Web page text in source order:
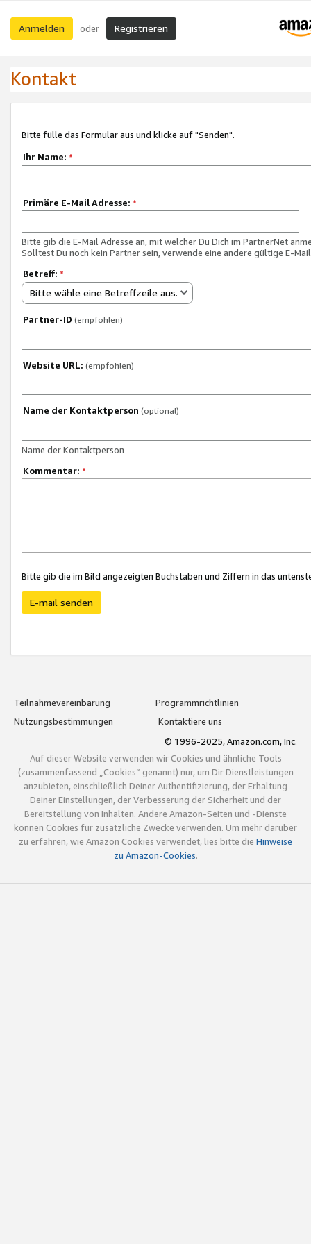
Anmelden oder Registrieren
Kontakt
Bitte fülle das Formular aus und klicke auf "Senden".
Ihr Name: *
Primäre E-Mail Adresse: *
Bitte gib die E-Mail Adresse an, mit welcher Du Dich im PartnerNet
Solltest Du noch kein Partner sein, verwende eine andere gültige E-
Betreff: *
Bitte wähle eine Betreffzeile aus.
Partner-ID (empfohlen)
Website URL: (empfohlen)
Name der Kontaktperson (optional)
Name der Kontaktperson
Kommentar: *
Bitte gib die im Bild angezeigten Buchstaben und Ziffern in das
E-mail senden
Teilnahmevereinbarung
Programmrichtlinien
Nutzungsbestimmungen
Kontaktiere uns
© 1996-2025, Amazon.com, Inc.
Auf dieser Website verwenden wir Cookies und ähnliche Tools
(zusammenfassend „Cookies“ genannt) nur, um Dir Dienstleistungen
anzubieten, einschließlich Deiner Authentifizierung, der Erhaltung
Deiner Einstellungen, der Verbesserung der Sicherheit und der
Bereitstellung von Inhalten. Andere Amazon-Seiten und -Dienste
können Cookies für zusätzliche Zwecke verwenden. Um mehr darüber
zu erfahren, wie Amazon Cookies verwendet, lies bitte die Hinweise
zu Amazon-Cookies.